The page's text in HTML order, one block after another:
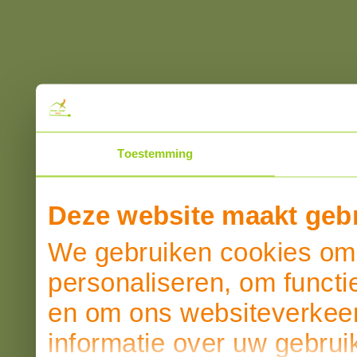
Toestemming
Deze website maakt
We gebruiken cookies
personaliseren, om
en om ons
informatie over uw